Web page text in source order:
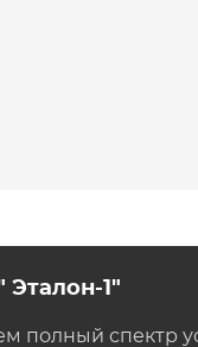
Эталон-1"
полный спектр